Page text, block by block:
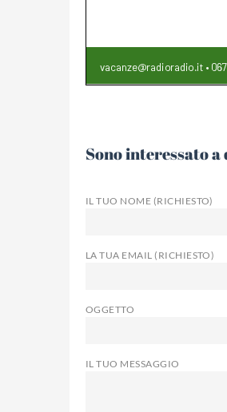
Sono interessato
IL TUO NOME (RICHIESTO)
LA TUA EMAIL (RICHIESTO)
OGGETTO
IL TUO MESSAGGIO